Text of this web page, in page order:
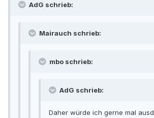
AdG schrieb:
Mairauch schrieb:
mbo schrieb:
AdG schrieb:
Daher würde ich gerne mal